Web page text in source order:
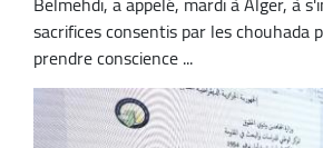
sacrifices consentis par les chouhada
prendre conscience ...